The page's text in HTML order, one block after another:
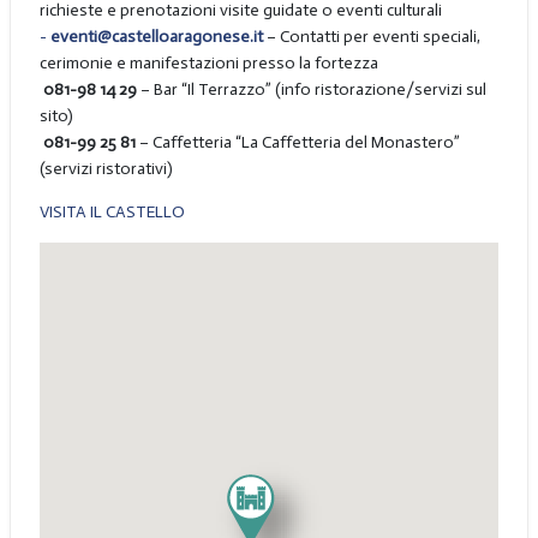
richieste e prenotazioni visite guidate o eventi culturali
- eventi@castelloaragonese.it– Contatti per eventi speciali,
cerimonie e manifestazioni presso la fortezza
081-98 14 29– Bar “Il Terrazzo” (info ristorazione/servizi sul
sito)
081-99 25 81– Caffetteria “La Caffetteria del Monastero”
(servizi ristorativi)
VISITA IL CASTELLO